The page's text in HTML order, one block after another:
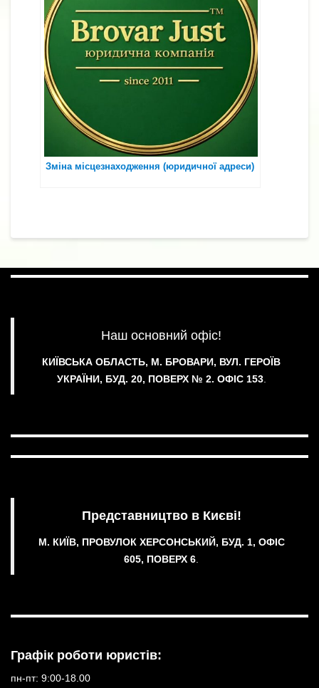
Зміна місцезнаходження (юридичної адреси)
Наш основний офіс!
КИЇВСЬКА ОБЛАСТЬ, М. БРОВАРИ, ВУЛ. ГЕРОЇВ
УКРАЇНИ, БУД. 20, ПОВЕРХ № 2. ОФІС 153.
Представництво в Києві!
М. КИЇВ, ПРОВУЛОК ХЕРСОНСЬКИЙ, БУД. 1, ОФІС
605, ПОВЕРХ 6
Графік роботи юристів:
пн-пт: 9:00-18.00